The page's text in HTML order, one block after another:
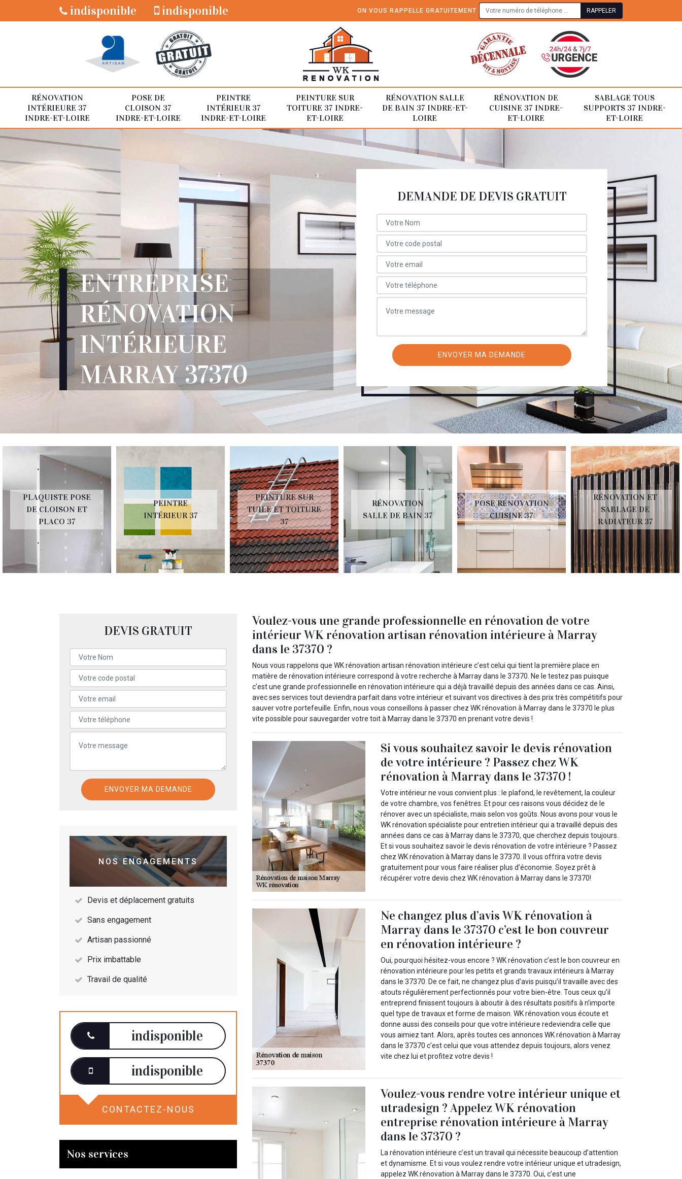
indisponible indisponible ON VOUS RAPPELLE GRATUITEMENT
RÉNOVATION
INTÉRIEURE 37
INDRE-ET-LOIRE
POSE DE
CLOISON 37
INDRE-ET-LOIRE
PEINTRE
INTÉRIEUR 37
INDRE-ET-LOIRE
PEINTURE SUR
TOITURE 37 INDRE-
ET-LOIRE
RÉNOVATION SALLE
DE BAIN 37 INDRE-ET-
LOIRE
RÉNOVATION DE
CUISINE 37 INDRE-
ET-LOIRE
SABLAGE TOUS
SUPPORTS 37 INDRE-
ET-LOIRE
ENTREPRISE
RÉNOVATION
INTÉRIEURE
MARRAY 37370
DEMANDE DE DEVIS GRATUIT
PLAQUISTE POSE
DE CLOISON ET
PLACO 37
PEINTRE
INTÉRIEUR 37
PEINTURE SUR
TUILE ET TOITURE
37
RÉNOVATION
SALLE DE BAIN 37
POSE RÉNOVATION
CUISINE 37
RÉNOVATION ET
SABLAGE DE
RADIATEUR 37
DEVIS GRATUIT
NOS ENGAGEMENTS
Devis et déplacement gratuits
Sans engagement
Artisan passionné
Prix imbattable
Travail de qualité
indisponible
indisponible
CONTACTEZ-NOUS
Nos services
Voulez-vous une grande professionnelle en rénovation de votre
intérieur WK rénovation artisan rénovation intérieure à Marray
dans le 37370 ?
Nous vous rappelons que WK rénovation artisan rénovation intérieure c’est celui qui tient la première place en
matière de rénovation intérieure correspond à votre recherche à Marray dans le 37370. Ne le testez pas puisque
c’est une grande professionnelle en rénovation intérieure qui a déjà travaillé depuis des années dans ce cas. Ainsi,
avec ses services tout deviendra parfait dans votre intérieur et suivant vos directives à des prix très compétitifs pour
sauver votre portefeuille. Enfin, nous vous conseillons à passer chez WK rénovation à Marray dans le 37370 le plus
vite possible pour sauvegarder votre toit à Marray dans le 37370 en prenant votre devis !
Si vous souhaitez savoir le devis rénovation
de votre intérieure ? Passez chez WK
rénovation à Marray dans le 37370 !
Votre intérieur ne vous convient plus : le plafond, le revêtement, la couleur
de votre chambre, vos fenêtres. Et pour ces raisons vous décidez de le
rénover avec un spécialiste, mais selon vos goûts. Nous avons pour vous le
WK rénovation spécialiste pour entretien intérieur qui a travaillé depuis des
années dans ce cas à Marray dans le 37370, que cherchez depuis toujours.
Et si vous souhaitez savoir le devis rénovation de votre intérieure ? Passez
chez WK rénovation à Marray dans le 37370. Il vous offrira votre devis
gratuitement pour vous faire réaliser plus d’économie. Soyez prêt à
récupérer votre devis chez WK rénovation à Marray dans le 37370!
Ne changez plus d’avis WK rénovation à
Marray dans le 37370 c’est le bon couvreur
en rénovation intérieure ?
Oui, pourquoi hésitez-vous encore ? WK rénovation c’est le bon couvreur en
rénovation intérieure pour les petits et grands travaux intérieurs à Marray
dans le 37370. De ce fait, ne changez plus d’avis puisqu’il travaille avec des
atouts régulièrement perfectionnés pour votre bien-être. Tous ceux qu’il
entreprend finissent toujours à aboutir à des résultats positifs à n’importe
quel type de travaux et forme de maison. WK rénovation vous écoute et
donne aussi des conseils pour que votre intérieure redeviendra celle que
vous aimiez tant. Alors, après toutes ces annonces WK rénovation à Marray
dans le 37370 c’est celui que vous attendez depuis toujours, alors venez
vite chez lui et profitez votre devis !
Voulez-vous rendre votre intérieur unique et
utradesign ? Appelez WK rénovation
entreprise rénovation intérieure à Marray
dans le 37370 ?
La rénovation intérieure c’est un travail qui nécessite beaucoup d’attention
et dynamisme. Et si vous voulez rendre votre intérieur unique et utradesign,
appelez WK rénovation à Marray dans le 37370. Oui, c’est une